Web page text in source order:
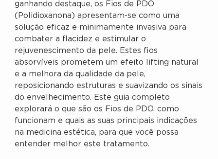
ganhando destaque, os Fios de PDO
(Polidioxanona) apresentam-se como uma
solução eficaz e minimamente invasiva para
combater a flacidez e estimular o
rejuvenescimento da pele. Estes fios
absorvíveis prometem um efeito lifting natural
e a melhora da qualidade da pele,
reposicionando estruturas e suavizando os sinais
do envelhecimento. Este guia completo
explorará o que são os Fios de PDO, como
funcionam e quais as suas principais indicações
na medicina estética, para que você possa
entender melhor este tratamento.